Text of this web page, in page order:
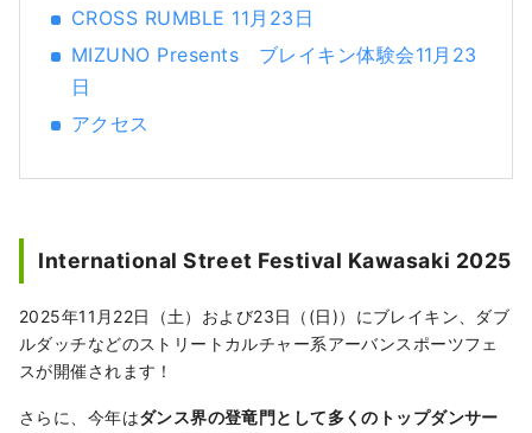
す。文化財指定を受けた25の古民家を体験で
営まれてきた藍染の体験ができ、前衛芸術家
春には桜も楽しめます。 ◇川崎市 藤子・F・
されている漫画「ドラえもん」を生んだ漫画
います。また、実物大のアイテムが設置さ
るなど、作品の世界に入り込むことができる
施設です。 ◇川崎山王祭 稲毛神社で例年8月
に執り行われる川崎地域最大のお祭りで、大
まら祭り 4月の第1日曜日に開催される金山神
CROSS RUMBLE 11月23日
MIZUNO Presents ブレイキン体験会11月23
日
アクセス
International Street Festival Kawasaki 2025
2025年11月22日（土）および23日（(日)）にブレイキン、ダブ
ルダッチなどのストリートカルチャー系アーバンスポーツフェ
スが開催されます！
さらに、今年はダンス界の登竜門として多くのトップダンサー